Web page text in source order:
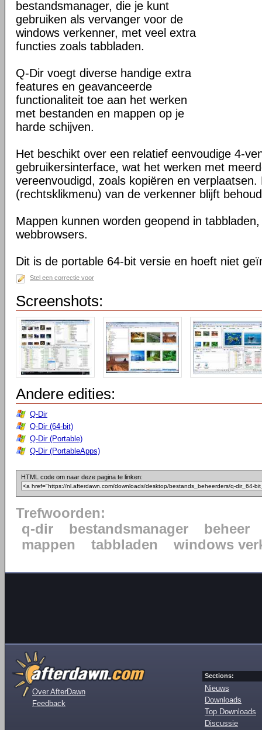
bestandsmanager, die je kunt
gebruiken als vervanger voor de
windows verkenner, met veel extra
functies zoals tabbladen.
Q-Dir voegt diverse handige extra
features en geavanceerde
functionaliteit toe aan het werken
met bestanden en mappen op je
harde schijven.
Het beschikt over een relatief eenvoudige 4-
gebruikersinterface, wat het werken met
vereenvoudigd, zoals kopiëren en
(rechtsklikmenu) van de verkenner blijft
Mappen kunnen worden geopend in
webbrowsers.
Dit is de portable 64-bit versie en hoeft niet
Stel een correctie voor
Screenshots:
Andere edities:
Q-Dir
Q-Dir (64-bit)
Q-Dir (Portable)
Q-Dir (PortableApps)
HTML code om naar deze pagina te linken:
Trefwoorden:
q-dir
bestandsmanager
beheer
mappen
tabbladen windows
Over AfterDawn
Feedback
Sections:
Nieuws
Downloads
Top Downloads
Discussie